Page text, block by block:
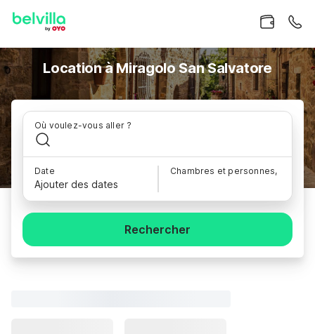
Location à Miragolo San Salvatore
Où voulez-vous aller ?
Date
Ajouter des dates
Chambres et personnes,
Rechercher